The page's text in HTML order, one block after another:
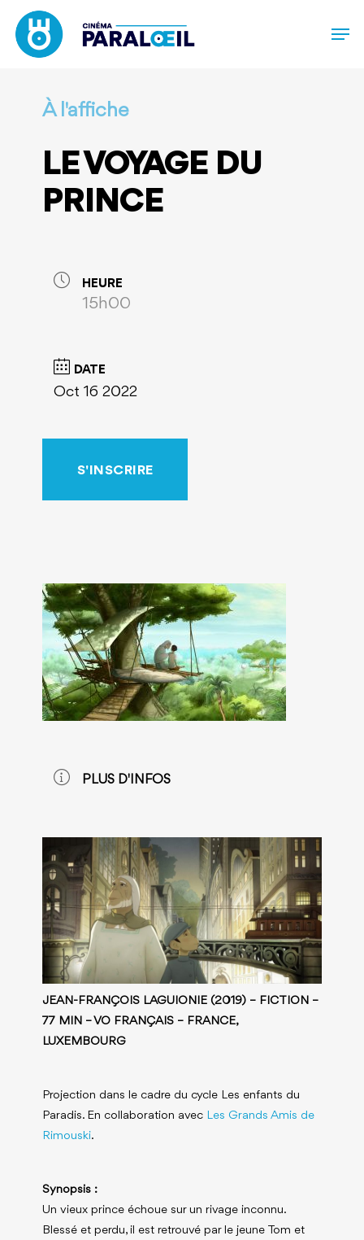
main
À l'affiche
LE VOYAGE DU
PRINCE
HEURE
15h00
DATE
Oct 16 2022
S'INSCRIRE
PLUS D'INFOS
JEAN-FRANÇOIS LAGUIONIE (2019) – FICTION –
77 MIN – VO FRANÇAIS – FRANCE,
LUXEMBOURG
Projection dans le cadre du cycle Les enfants du
Paradis. En collaboration avec Les Grands Amis de
Rimouski.
Synopsis :
Un vieux prince échoue sur un rivage inconnu.
Blessé et perdu, il est retrouvé par le jeune Tom et